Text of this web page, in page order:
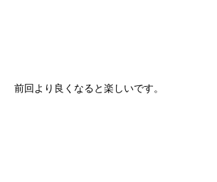
前回より良くなると楽しいです。